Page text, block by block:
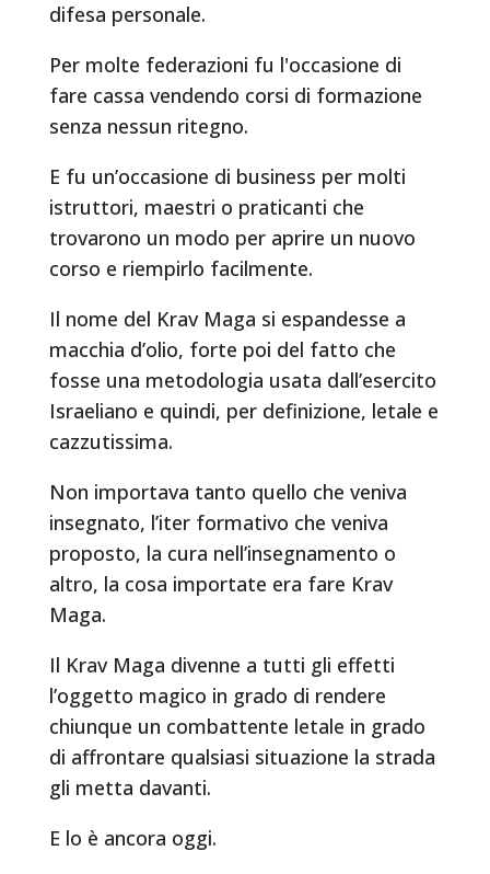
difesa personale.
Per molte federazioni fu l'occasione di
fare cassa vendendo corsi di formazione
senza nessun ritegno.
E fu un’occasione di business per molti
istruttori, maestri o praticanti che
trovarono un modo per aprire un nuovo
corso e riempirlo facilmente.
Il nome del Krav Maga si espandesse a
macchia d’olio, forte poi del fatto che
fosse una metodologia usata dall’esercito
Israeliano e quindi, per definizione, letale e
cazzutissima.
Non importava tanto quello che veniva
insegnato, l’iter formativo che veniva
proposto, la cura nell’insegnamento o
altro, la cosa importate era fare Krav
Maga.
Il Krav Maga divenne a tutti gli effetti
l’oggetto magico in grado di rendere
chiunque un combattente letale in grado
di affrontare qualsiasi situazione la strada
gli metta davanti.
E lo è ancora oggi.